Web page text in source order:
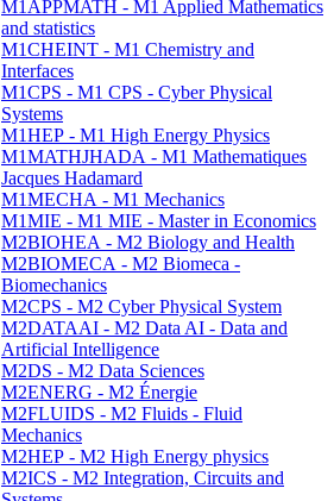
M1APPMATH - M1 Applied Mathematics
and statistics
M1CHEINT - M1 Chemistry and
Interfaces
M1CPS - M1 CPS - Cyber Physical
Systems
M1HEP - M1 High Energy Physics
M1MATHJHADA - M1 Mathematiques
Jacques Hadamard
M1MECHA - M1 Mechanics
M1MIE - M1 MIE - Master in Economics
M2BIOHEA - M2 Biology and Health
M2BIOMECA - M2 Biomeca -
Biomechanics
M2CPS - M2 Cyber Physical System
M2DATAAI - M2 Data AI - Data and
Artificial Intelligence
M2DS - M2 Data Sciences
M2ENERG - M2 Énergie
M2FLUIDS - M2 Fluids - Fluid
Mechanics
M2HEP - M2 High Energy physics
M2ICS - M2 Integration, Circuits and